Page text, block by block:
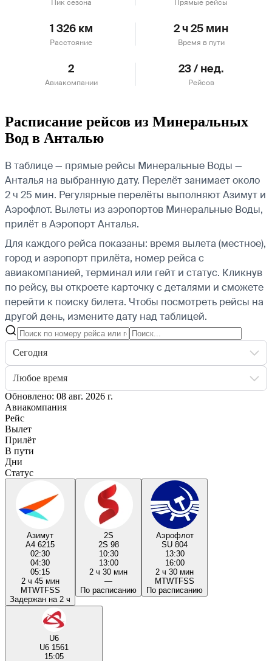
Пик сезона Прямые рейсы
1 326 км
Расстояние
2 ч 25 мин
Время в пути
2
Авиакомпании
23 / нед.
Рейсов
Расписание рейсов из Минеральных
Вод в Анталью
В таблице — прямые рейсы Минеральные Воды —
Анталья на выбранную дату. Перелёт занимает около
2 ч 25 мин. Регулярные перелёты выполняют Азимут и
Аэрофлот. Вылеты из аэропортов Минеральные Воды,
прилёт в Аэропорт Анталья.
Для каждого рейса показаны: время вылета (местное),
город и аэропорт прилёта, номер рейса с
авиакомпанией, терминал или гейт и статус. Кликнув
по рейсу, вы откроете карточку с деталями и сможете
перейти к поиску билета. Чтобы посмотреть рейсы на
другой день, измените дату над таблицей.
Сегодня
Любое время
Обновлено: 08 авг. 2026 г.
Авиакомпания
Рейс
Вылет
Прилёт
В пути
Дни
Статус
Азимут
A4 6215
02:30
04:30
05:15
2 ч 45 мин
MTWTFSS
Задержан на 2 ч
2S
2S 98
10:30
13:00
2 ч 30 мин
—
По расписанию
Аэрофлот
SU 804
13:30
16:00
2 ч 30 мин
MTWTFSS
По расписанию
U6
U6 1561
15:05